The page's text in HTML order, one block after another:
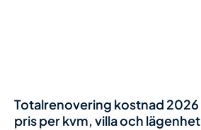
Totalrenovering kostnad 2026
pris per kvm, villa och lägenhet